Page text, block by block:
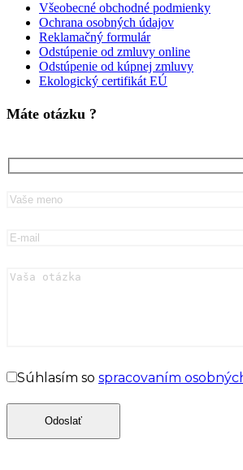
Všeobecné obchodné podmienky
Ochrana osobných údajov
Reklamačný formulár
Odstúpenie od zmluvy online
Odstúpenie od kúpnej zmluvy
Ekologický certifikát EÚ
Máte otázku ?
Súhlasím so spracovaním